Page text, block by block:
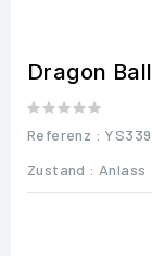
Dragon
Referenz :
Zustand : Anlass